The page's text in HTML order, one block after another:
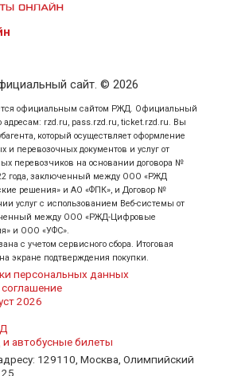
личности пассажира, на
билет.
сайт. © 2026
официальным сайтом РЖД. Официальный
адресам: rzd.ru, pass.rzd.ru, ticket.rzd.ru. Вы
который осуществляет оформление
и перевозочных документов и услуг от
перевозчиков на основании договора №
года, заключенный между ООО «РЖД
решения» и АО «ФПК», и Договор №
услуг с использованием Веб-системы от
между ООО «РЖД-Цифровые
и ООО «УФС».
с учетом сервисного сбора. Итоговая
экране подтверждения покупки.
персональных данных
2026
автобусные билеты
129110, Москва, Олимпийский